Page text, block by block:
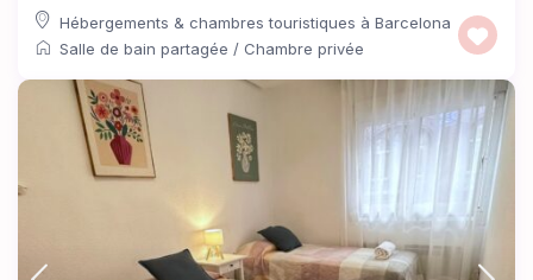
Hébergements & chambres touristiques à Barcelona
Salle de bain partagée /Chambre privée